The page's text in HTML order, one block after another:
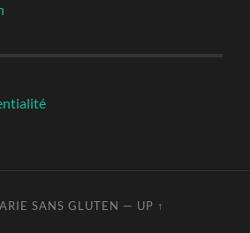
SANS GLUTEN — UP ↑